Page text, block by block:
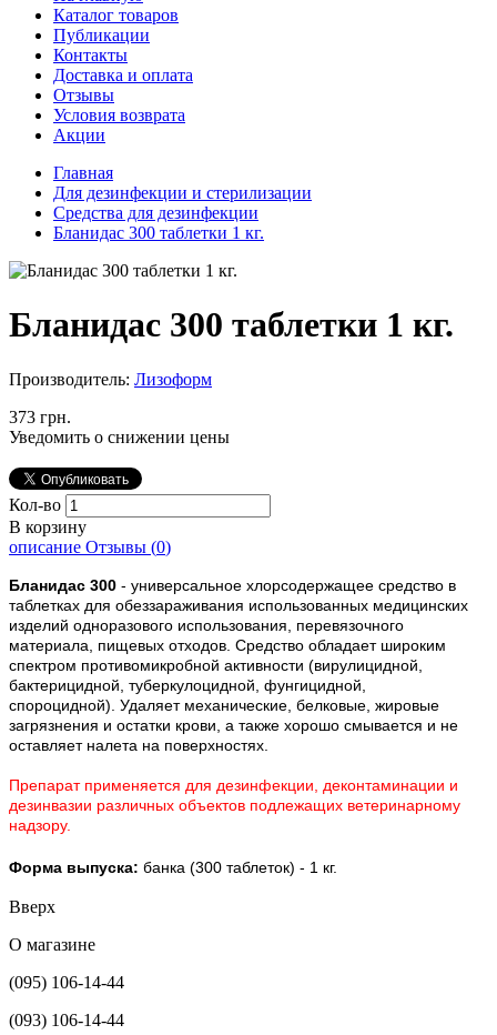
Каталог товаров
Публикации
Контакты
Доставка и оплата
Отзывы
Условия возврата
Акции
Главная
Для дезинфекции и стерилизации
Средства для дезинфекции
Бланидас 300 таблетки 1 кг.
Бланидас 300 таблетки 1 кг.
Производитель: Лизоформ
373 грн.
Уведомить о снижении цены
Кол-во
В корзину
описание Отзывы (0)
Бланидас 300 - универсальное хлорсодержащее средство в
таблетках для обеззараживания использованных медицинских
изделий одноразового использования, перевязочного
материала, пищевых отходов. Средство обладает широким
спектром противомикробной активности (вирулицидной,
бактерицидной, туберкулоцидной, фунгицидной,
спороцидной). Удаляет механические, белковые, жировые
загрязнения и остатки крови, а также хорошо смывается и не
оставляет налета на поверхностях.
Препарат применяется для дезинфекции, деконтаминации и
дезинвазии различных объектов подлежащих ветеринарному
надзору.
Форма выпуска: банка (300 таблеток) - 1 кг.
Вверх
О магазине
(095) 106-14-44
(093) 106-14-44